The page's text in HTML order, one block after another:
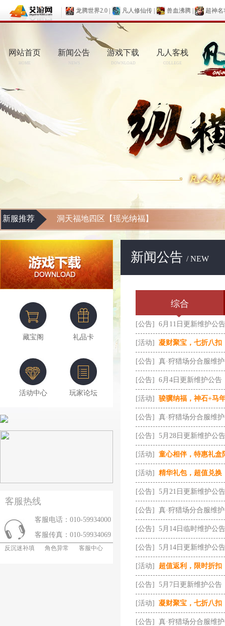
龙腾世界2.0 凡人修仙传 兽血沸腾 超神名
网站首页
HOME
新闻公告
NEWS
游戏下载
DOWNLOAD
凡人客栈
COLLEGE
新服推荐 洞天福地四区【瑶光纳福】
藏宝阁 礼品卡
活动中心 玩家论坛
客服热线
客服电话：010-59934000
客服传真：010-59934069
反沉迷补填 角色异常 客服中心
新闻公告 / NEW
综合
[公告] 6月11日更新维护公告
[活动] 凝财聚宝，七折八扣
[公告] 真·狩猎场分合服维
[公告] 6月4日更新维护公告
[活动] 骏骥纳福，神石+马
[公告] 真·狩猎场分合服维
[公告] 5月28日更新维护公告
[活动] 童心相伴，特惠礼盒
[活动] 精华礼包，超值兑换
[公告] 5月21日更新维护公告
[公告] 真·狩猎场分合服维
[公告] 5月14日临时维护公告
[公告] 5月14日更新维护公告
[活动] 超值返利，限时折扣
[公告] 5月7日更新维护公告
[活动] 凝财聚宝，七折八扣
[公告] 真·狩猎场分合服维